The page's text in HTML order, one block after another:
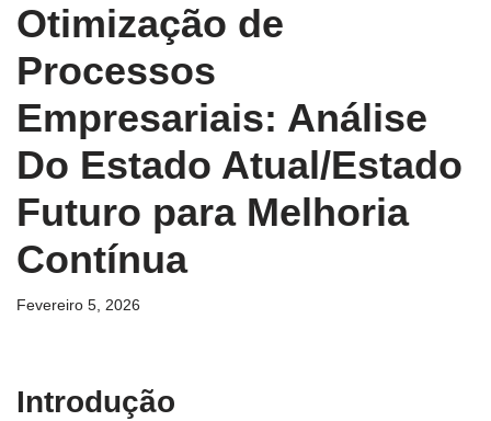
Otimização de
Processos
Empresariais: Análise
Do Estado Atual/Estado
Futuro para Melhoria
Contínua
Fevereiro 5, 2026
Introdução